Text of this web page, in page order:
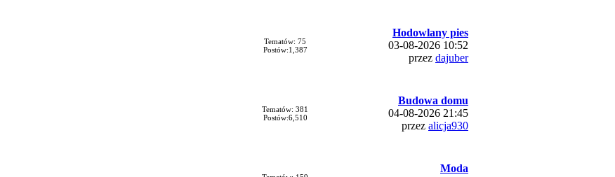
Tematów: 75
Postów:1,387
Hodowlany pies
03-08-2026 10:52
przez dajuber
Tematów: 381
Postów:6,510
Budowa domu
04-08-2026 21:45
przez alicja930
Moda